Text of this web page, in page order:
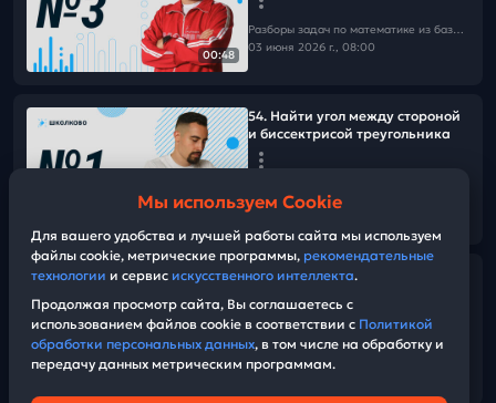
00:48
Разборы задач по математике из базы Школково
03 июня 2026 г., 08:00
54. Найти угол между стороной
и биссектрисой треугольника
03 июня 2026 г., 08:00
14:30
ЕГЭ досрок 2026.175421. Найти
заключенного внутри
треугольника
Мы используем Cookie
Для вашего удобства и лучшей работы сайта мы используем
файлы cookie, метрические программы, рекомендательные
технологии и сервис искусственного интеллекта.
Продолжая просмотр сайта, Вы соглашаетесь с
использованием файлов cookie в соответствии с Политикой
обработки персональных данных, в том числе на обработку и
передачу данных метрическим программам.